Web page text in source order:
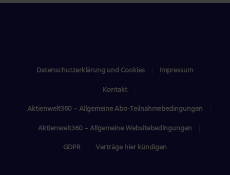
Datenschutzerklärung und Cookies
Impressum
Kontakt
Aktienwelt360 – Allgemeine Abo-Teilnahmebedingungen
Aktienwelt360 – Allgemeine Websitebedingungen
GDPR
Verträge hier kündigen